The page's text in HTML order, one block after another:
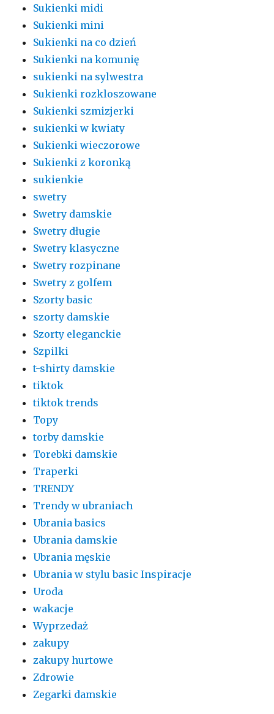
Sukienki midi
Sukienki mini
Sukienki na co dzień
Sukienki na komunię
sukienki na sylwestra
Sukienki rozkloszowane
Sukienki szmizjerki
sukienki w kwiaty
Sukienki wieczorowe
Sukienki z koronką
sukienkie
swetry
Swetry damskie
Swetry długie
Swetry klasyczne
Swetry rozpinane
Swetry z golfem
Szorty basic
szorty damskie
Szorty eleganckie
Szpilki
t-shirty damskie
tiktok
tiktok trends
Topy
torby damskie
Torebki damskie
Traperki
TRENDY
Trendy w ubraniach
Ubrania basics
Ubrania damskie
Ubrania męskie
Ubrania w stylu basic Inspiracje
Uroda
wakacje
Wyprzedaż
zakupy
zakupy hurtowe
Zdrowie
Zegarki damskie